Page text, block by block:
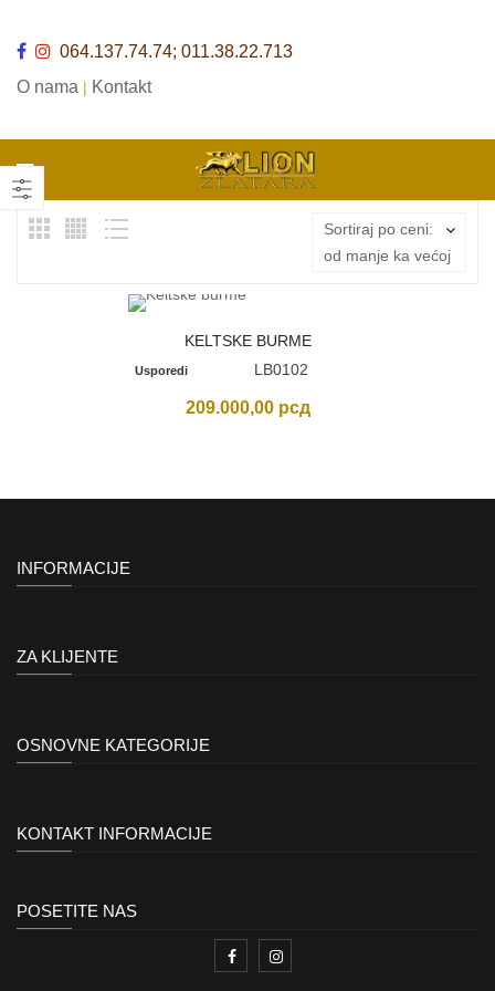
064.137.74.74; 011.38.22.713
O nama | Kontakt
Sortiraj po ceni:
od manje ka većoj
KELTSKE BURME
Usporedi LB0102
209.000,00 рсд
INFORMACIJE
ZA KLIJENTE
OSNOVNE KATEGORIJE
KONTAKT INFORMACIJE
POSETITE NAS